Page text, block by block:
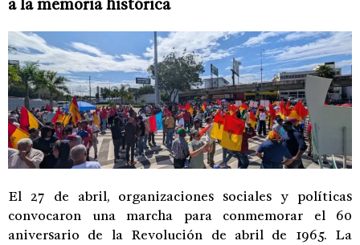
a la memoria histórica
El 27 de abril, organizaciones sociales y políticas
convocaron una marcha para conmemorar el 60
aniversario de la Revolución de abril de 1965. La